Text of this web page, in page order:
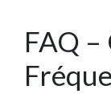
FAQ